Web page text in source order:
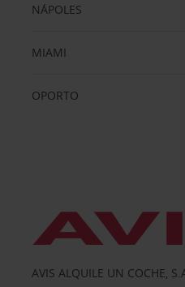
NÁPOLES
MIAMI
OPORTO
AVIS ALQUILE UN